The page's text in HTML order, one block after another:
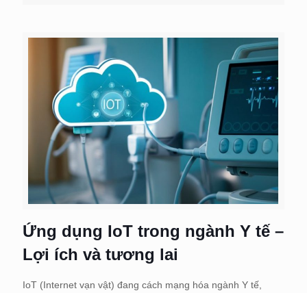
Ứng dụng IoT trong ngành Y tế –
Lợi ích và tương lai
IoT (Internet vạn vật) đang cách mạng hóa ngành Y tế,